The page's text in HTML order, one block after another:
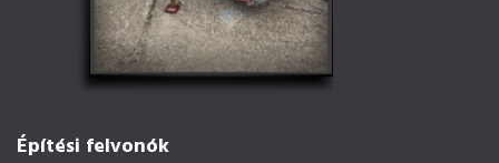
Építési felvonók